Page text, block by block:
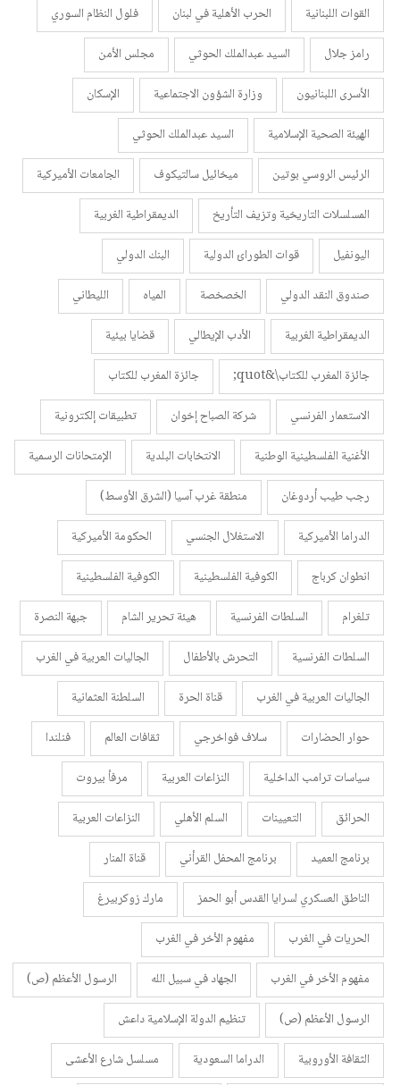
القوات اللبنانية
الحرب الأهلية في لبنان
فلول النظام السوري
رامز جلال
السيد عبدالملك الحوثي
مجلس الأمن
الأسرى اللبنانيون
وزارة الشؤون الاجتماعية
الإسكان
الهيئة الصحية الإسلامية
السيد عبدالملك الحوثي
الرئيس الروسي بوتين
ميخائيل سالتيكوف
الجامعات الأميركية
المسلسلات التاريخية وتزيف التأريخ
الديمقراطية الغربية
اليونفيل
قوات الطورائ الدولية
البنك الدولي
صندوق النقد الدولي
الخصخصة المياه
الليطاني
الديمقراطية الغربية
الأدب الإيطالي
قضايا بيئية
جائزة المغرب للكتاب\&quot;
جائزة المغرب للكتاب
الاستعمار الفرنسي
شركة الصباح إخوان
تطبيقات إلكترونية
الأغنية الفلسطينية الوطنية
الانتخابات البلدية
الإمتحانات الرسمية
رجب طيب أردوغان
منطقة غرب آسيا (الشرق الأوسط)
الدراما الأميركية
الاستغلال الجنسي
الحكومة الأميركية
انطوان كرباج
الكوفية الفلسطينية
الكوفية الفلسطينية
تلغرام
السلطات الفرنسية هيئة تحرير الشام
جبهة النصرة
السلطات الفرنسية
التحرش بالأطفال
الجاليات العربية في الغرب
الجاليات العربية في الغرب
قناة الحرة
السلطنة العثمانية
حوار الحضارات
سلاف فواخرجي ثقافات العالم
فنلندا
سياسات ترامب الداخلية
النزاعات العربية
مرفأ بيروت
الحرائق
التعيينات السلم الأهلي
النزاعات العربية
برنامج العميد
برنامج المحفل القرأني
قناة المنار
الناطق العسكري لسرايا القدس أبو الحمز
مارك زوكربيرغ
الحريات في الغرب
مفهوم الأخر في الغرب
مفهوم الأخر في الغرب
الجهاد في سبيل الله
الرسول الأعظم (ص)
الرسول الأعظم (ص)
تنظيم الدولة الإسلامية داعش
الثقافة الأوروبية
الدراما السعودية
مسلسل شارع الأعشى